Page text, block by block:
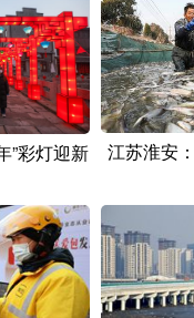
Português
”彩灯迎新
江苏淮安